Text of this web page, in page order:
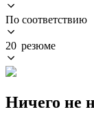
По соответствию
20 резюме
Ничего не